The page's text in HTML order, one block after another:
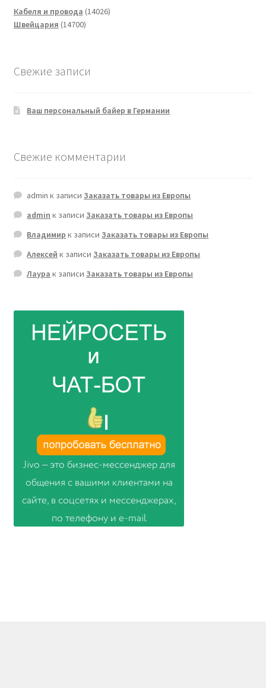
Кабеля и провода 1402614026
Швейцария 1470014700
Свежие записи
Ваш персональный байер в Германии
Свежие комментарии
admin к записиЗаказать товары из Европы
admin к записиЗаказать товары из Европы
Владимир к записиЗаказать товары из Европы
Алексей к записиЗаказать товары из Европы
Лаура к записиЗаказать товары из Европы